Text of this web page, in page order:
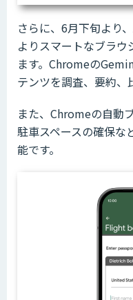
さらに、6月下旬より
よりスマートなブラ
ます。 Chromeの
テンツを調査、要約、
また、Chromeの自動
駐車スペースの確保な
能です。